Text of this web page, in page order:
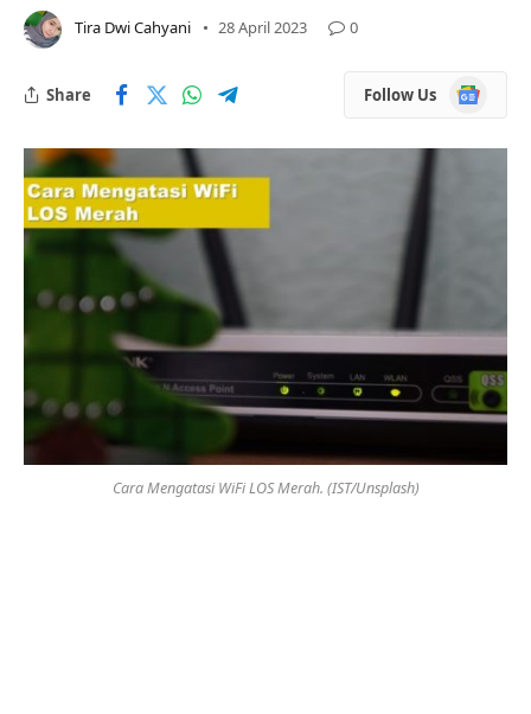
Tira Dwi Cahyani 28 April 2023 0
Share Follow Us
Google
News
Cara Mengatasi WiFi LOS Merah. (IST/Unsplash)